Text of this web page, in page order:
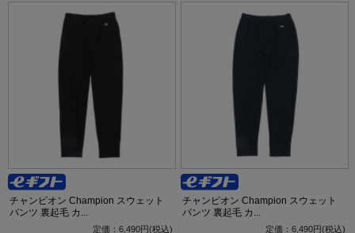
チャンピオン Champion スウェット
パンツ 裏起毛 カ...
定価：6,490円(税込)
チャンピオン Champion スウェット
パンツ 裏起毛 カ...
定価：6,490円(税込)